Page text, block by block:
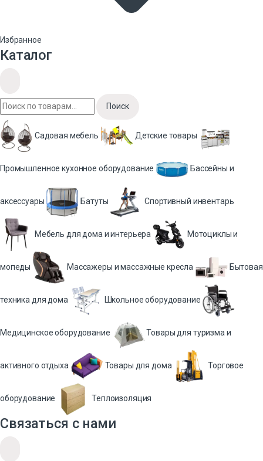
Избранное
Каталог
Поиск
Садовая мебель Детские товары
Промышленное кухонное оборудование Бассейны и
аксессуары Батуты Спортивный инвентарь
Мебель для дома и интерьера Мотоциклы и
мопеды Массажеры и массажные кресла Бытовая
техника для дома Школьное оборудование
Медицинское оборудование Товары для туризма и
активного отдыха Товары для дома Торговое
оборудование Теплоизоляция
Связаться с нами